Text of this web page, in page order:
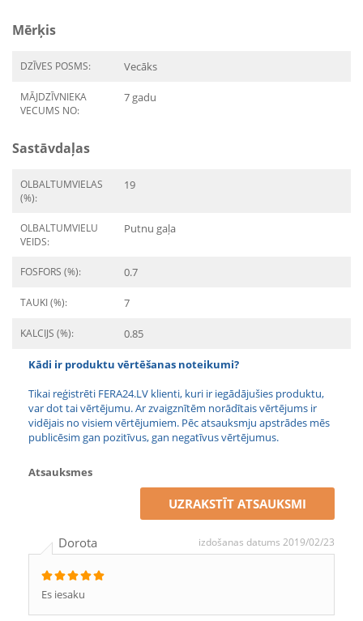
Mērķis
DZĪVES POSMS: Vecāks
MĀJDZĪVNIEKA
VECUMS NO:
7 gadu
Sastāvdaļas
OLBALTUMVIELAS
(%):
19
OLBALTUMVIELU
VEIDS:
Putnu gaļa
FOSFORS (%): 0.7
TAUKI (%): 7
KALCIJS (%): 0.85
Kādi ir produktu vērtēšanas noteikumi?
Tikai reģistrēti FERA24.LV klienti, kuri ir iegādājušies produktu,
var dot tai vērtējumu. Ar zvaigznītēm norādītais vērtējums ir
vidējais no visiem vērtējumiem. Pēc atsauksmju apstrādes mēs
publicēsim gan pozitīvus, gan negatīvus vērtējumus.
Atsauksmes
UZRAKSTĪT ATSAUKSMI
Dorota izdošanas datums 2019/02/23
Es iesaku